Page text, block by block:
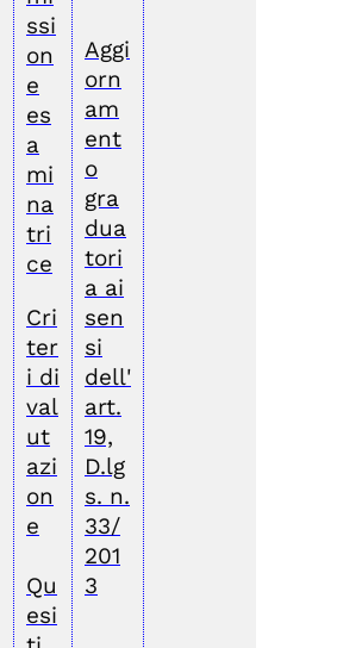
ssi
on
e
es
a
mi
na
tri
ce
Cri
ter
i di
val
ut
azi
on
e
Qu
esi
Aggi
orn
am
ent
o
gra
dua
tori
a ai
sen
si
dell'
art.
19,
D.lg
s. n.
33/
201
3